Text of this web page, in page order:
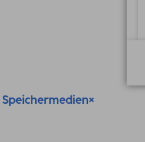
Speichermedien